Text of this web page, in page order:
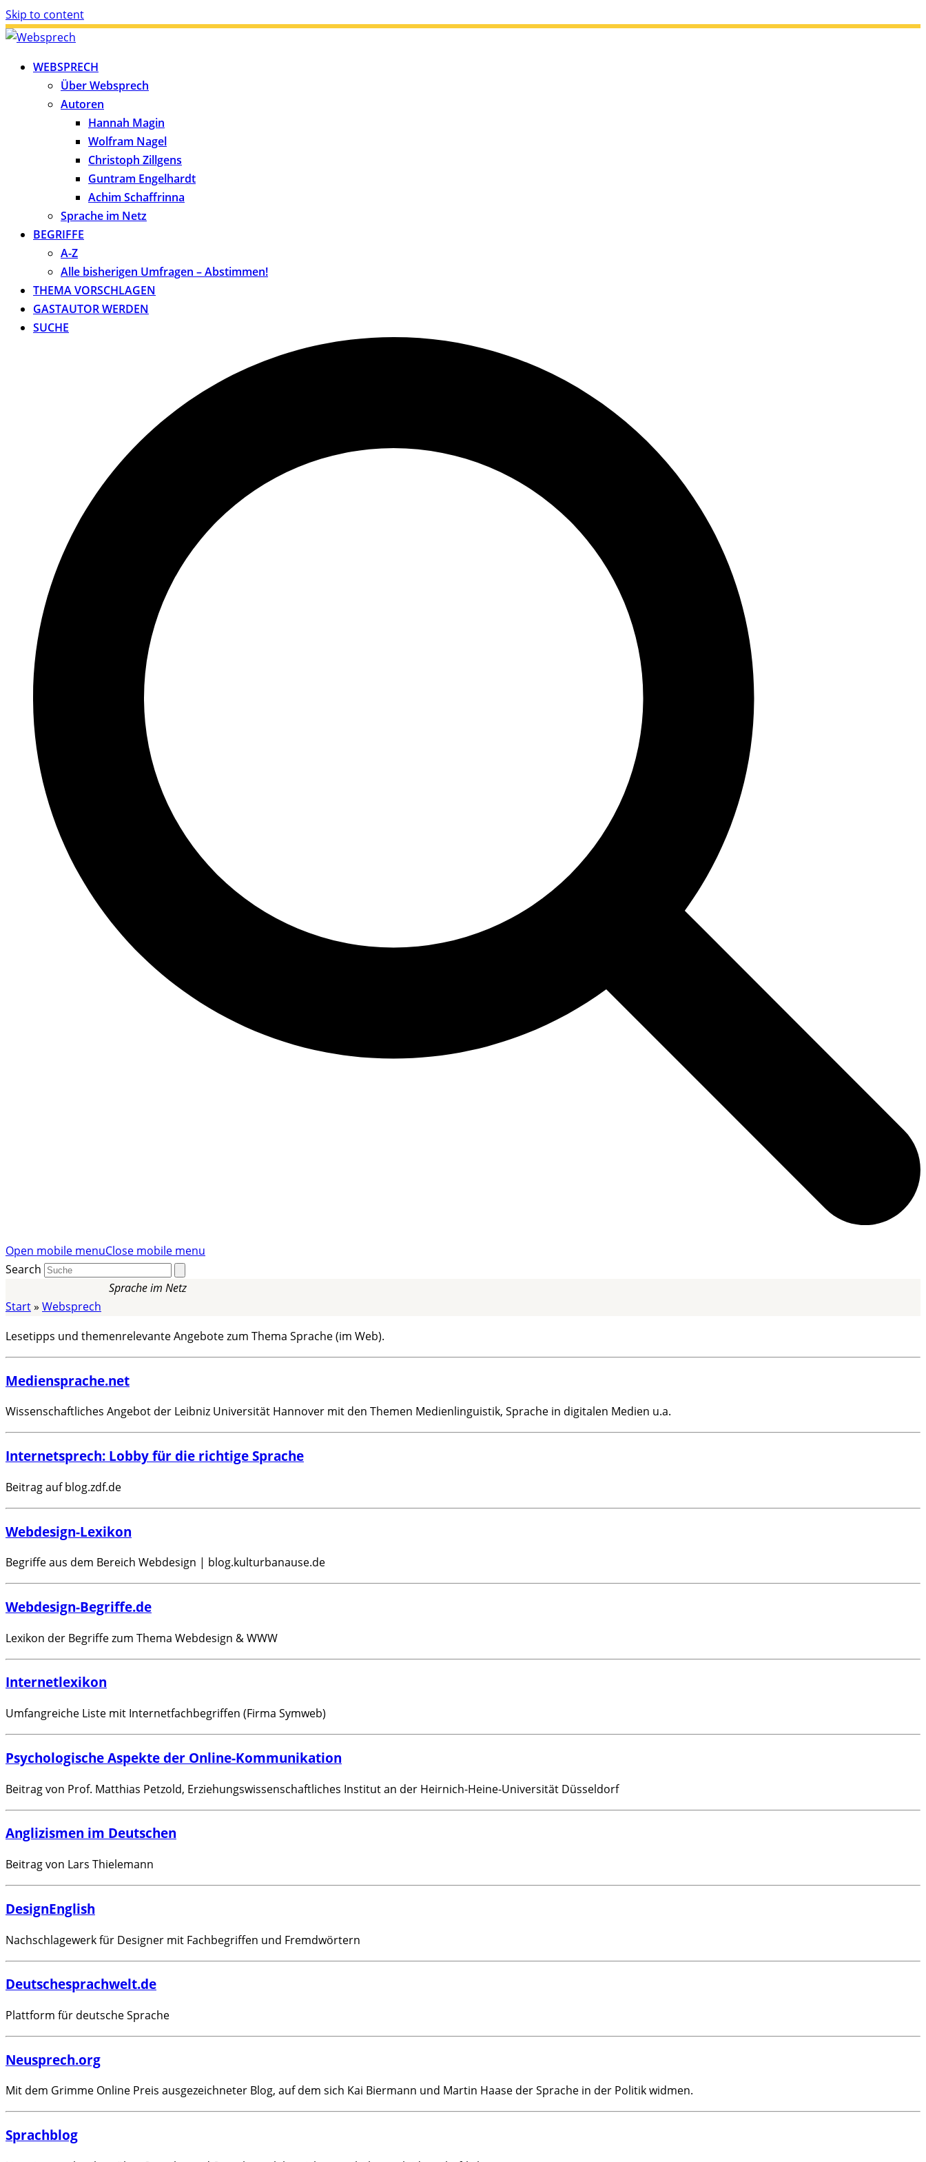
Skip to content
WEBSPRECH
Über Websprech
Autoren
Hannah Magin
Wolfram Nagel
Christoph Zillgens
Guntram Engelhardt
Achim Schaffrinna
Sprache im Netz
BEGRIFFE
A-Z
Alle bisherigen Umfragen – Abstimmen!
THEMA VORSCHLAGEN
GASTAUTOR WERDEN
SUCHE
Open mobile menuClose mobile menu
Search
Sprache im Netz
Start» Websprech
Lesetipps und themenrelevante Angebote zum Thema Sprache (im Web).
Mediensprache.net
Wissenschaftliches Angebot der Leibniz Universität Hannover mit den Themen Medienlinguistik, Sprache in digitalen Medien u.a.
Internetsprech: Lobby für die richtige Sprache
Beitrag auf blog.zdf.de
Webdesign-Lexikon
Begriffe aus dem Bereich Webdesign | blog.kulturbanause.de
Webdesign-Begriffe.de
Lexikon der Begriffe zum Thema Webdesign & WWW
Internetlexikon
Umfangreiche Liste mit Internetfachbegriffen (Firma Symweb)
Psychologische Aspekte der Online-Kommunikation
Beitrag von Prof. Matthias Petzold, Erziehungswissenschaftliches Institut an der Heirnich-Heine-Universität Düsseldorf
Anglizismen im Deutschen
Beitrag von Lars Thielemann
DesignEnglish
Nachschlagewerk für Designer mit Fachbegriffen und Fremdwörtern
Deutschesprachwelt.de
Plattform für deutsche Sprache
Neusprech.org
Mit dem Grimme Online Preis ausgezeichneter Blog, auf dem sich Kai Biermann und Martin Haase der Sprache in der Politik widmen.
Sprachblog